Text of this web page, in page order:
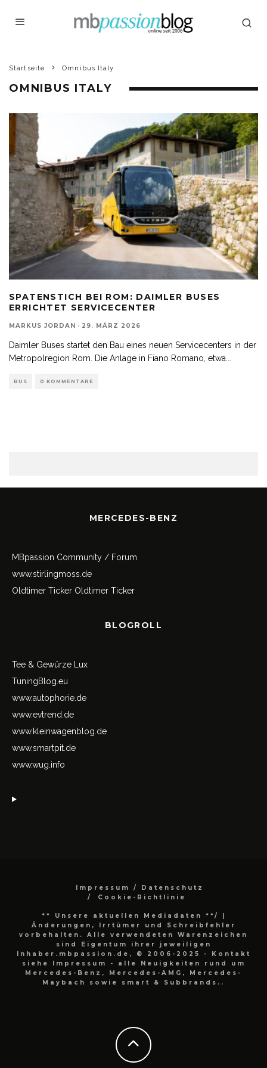
Startseite Omnibus Italy
OMNIBUS ITALY
SPATENSTICH BEI ROM: DAIMLER BUSES
ERRICHTET SERVICECENTER
MARKUS JORDAN · 29. MÄRZ 2026
Daimler Buses startet den Bau eines neuen Servicecenters in der
Metropolregion Rom. Die Anlage in Fiano Romano, etwa
BUS 0 KOMMENTARE
MERCEDES-BENZ
MBpassion Community / Forum
www.stirlingmoss.de
Oldtimer Ticker Oldtimer Ticker
BLOGROLL
Tee & Gewürze Lux
TuningBlog.eu
www.autophorie.de
www.evtrend.de
www.kleinwagenblog.de
www.smartpit.de
www.wug.info
Impressum / Datenschutz
Cookie-Richtlinie
** Unsere aktuellen Mediadaten **/
|
Änderungen, Irrtümer und Schreibfehler
vorbehalten. Alle verwendeten Warenzeichen
sind Eigentum ihrer jeweiligen
Inhaber.mbpassion.de, © 2006-2025 - Kontakt
siehe Impressum - alle Neuigkeiten rund um
Mercedes-Benz, Mercedes-AMG, Mercedes-
Maybach sowie smart & Subbrands..